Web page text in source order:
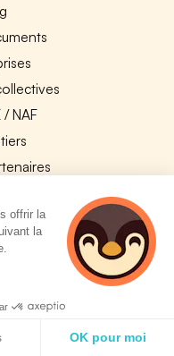
/ NAF
offrir la
la
OK pour moi
2 personnes
consultent
actuellement cette